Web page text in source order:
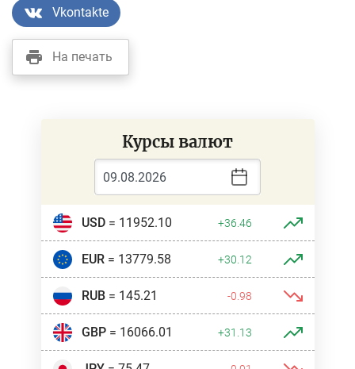
Vkontakte
На печать
Курсы валют
USD= 11952.10 +36.46
EUR= 13779.58 +30.12
RUB= 145.21 -0.98
GBP= 16066.01 +31.13